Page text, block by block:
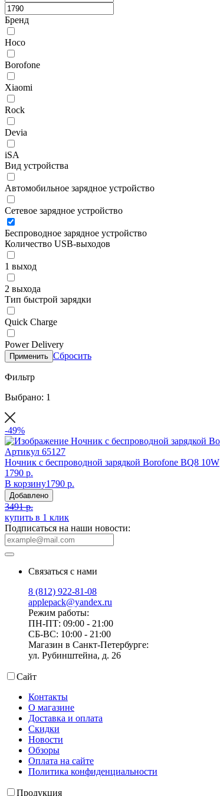
Бренд
Hoco
Borofone
Xiaomi
Rock
Devia
iSA
Вид устройства
Автомобильное зарядное устройство
Сетевое зарядное устройство
Беспроводное зарядное устройство
Количество USB-выходов
1 выход
2 выхода
Тип быстрой зарядки
Quick Charge
Power Delivery
Применить Сбросить
Фильтр
Выбрано: 1
-49%
Артикул 65127
Ночник с беспроводной зарядкой Borofone BQ8 10W
1790 р.
В корзину1790 р.
Добавлено
3491 р.
купить в 1 клик
Подписаться на наши новости:
Связаться с нами
8 (812) 922-81-08
applepack@yandex.ru
Режим работы:
ПН-ПТ: 09:00 - 21:00
СБ-ВС: 10:00 - 21:00
Магазин в Санкт-Петербурге:
ул. Рубинштейна, д. 26
Сайт
Контакты
О магазине
Доставка и оплата
Скидки
Новости
Обзоры
Оплата на сайте
Политика конфиденциальности
Продукция